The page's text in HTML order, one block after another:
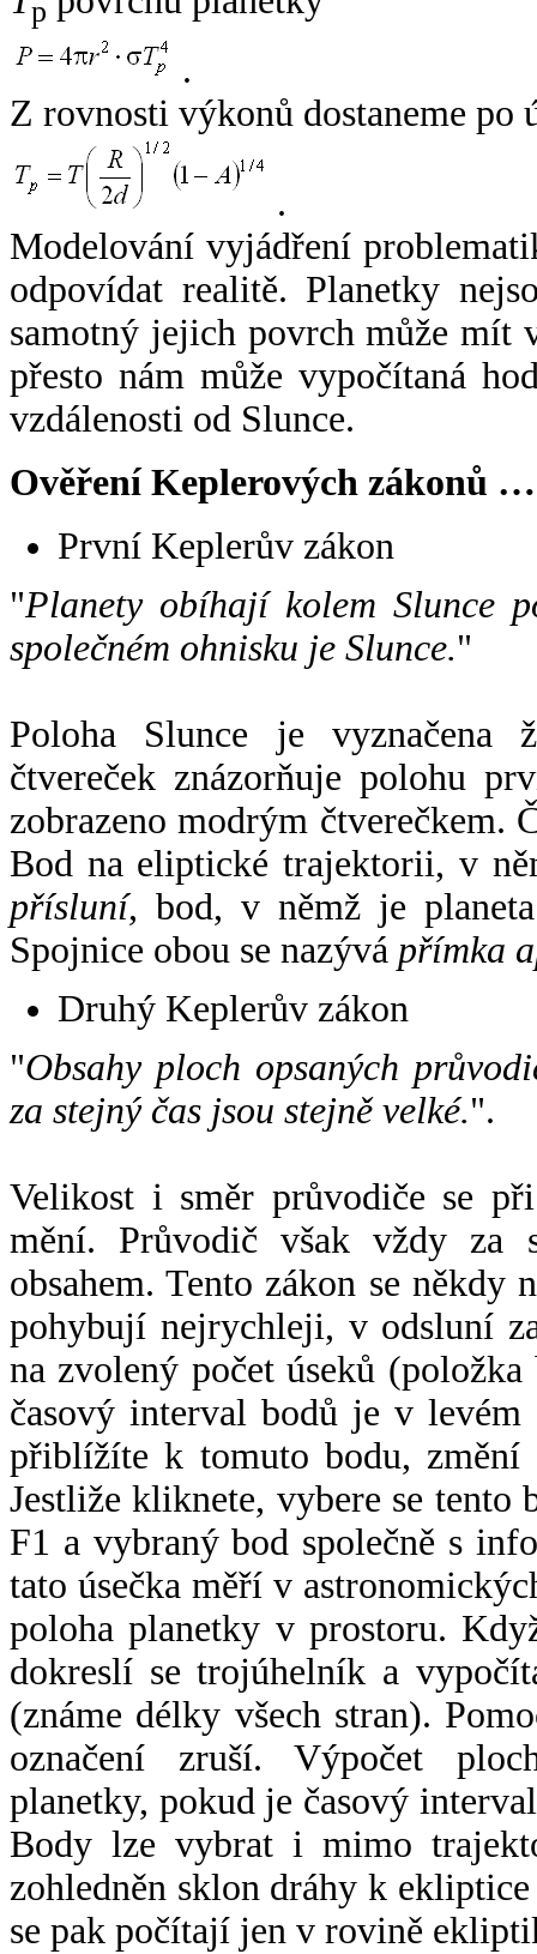
p
.
Z rovnosti výkonů dostaneme po
.
Modelování vyjádření
odpovídat realitě. Planetky
samotný jejich povrch může mít
přesto nám může vypočítaná
vzdálenosti od Slunce.
Ověření Keplerových zákonů …
První Keplerův zákon
"Planety obíhají kolem Slunce
společném ohnisku je Slunce."
Poloha Slunce je vyznačena
čtvereček znázorňuje polohu
zobrazeno modrým čtverečkem.
Bod na eliptické trajektorii, v
přísluní, bod, v němž je
Spojnice obou se nazývá přímka
Druhý Keplerův zákon
"Obsahy ploch opsaných
za stejný čas jsou stejně velké.".
Velikost i směr průvodiče se
mění. Průvodič však vždy za
obsahem. Tento zákon se někdy
pohybují nejrychleji, v odsluní
na zvolený počet úseků
časový interval bodů je v
přiblížíte k tomuto bodu,
Jestliže kliknete, vybere se tento
F1 a vybraný bod společně s
tato úsečka měří v
poloha planetky v prostoru.
dokreslí se trojúhelník a
(známe délky všech stran).
označení zruší. Výpočet
planetky, pokud je časový
Body lze vybrat i mimo
zohledněn sklon dráhy k
se pak počítají jen v rovině